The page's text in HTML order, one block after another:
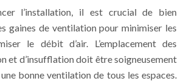
l’installation, il est crucial de bien
gaines de ventilation pour minimiser les
le débit d’air. L’emplacement des
et d’insufflation doit être soigneusement
bonne ventilation de tous les espaces.